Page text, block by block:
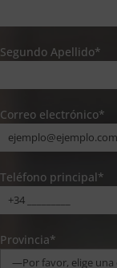
Segundo Apellido*
Correo electrónico*
Teléfono principal*
Provincia*